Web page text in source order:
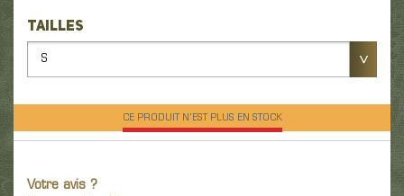
TAILLES
S
CE PRODUIT N'EST PLUS EN STOCK
Votre avis ?